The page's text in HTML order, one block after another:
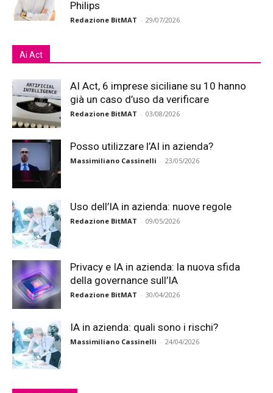
Philips
Redazione BitMAT - 29/07/2026
Ai Act
AI Act, 6 imprese siciliane su 10 hanno
già un caso d’uso da verificare
Redazione BitMAT - 03/08/2026
Posso utilizzare l’AI in azienda?
Massimiliano Cassinelli - 23/05/2026
Uso dell’IA in azienda: nuove regole
Redazione BitMAT - 09/05/2026
Privacy e IA in azienda: la nuova sfida
della governance sull’IA
Redazione BitMAT - 30/04/2026
IA in azienda: quali sono i rischi?
Massimiliano Cassinelli - 24/04/2026